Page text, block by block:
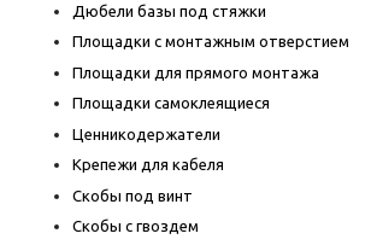
Дюбели базы под стяжки
Площадки с монтажным отверстием
Площадки для прямого монтажа
Площадки самоклеящиеся
Ценникодержатели
Крепежи для кабеля
Скобы под винт
Скобы с гвоздем